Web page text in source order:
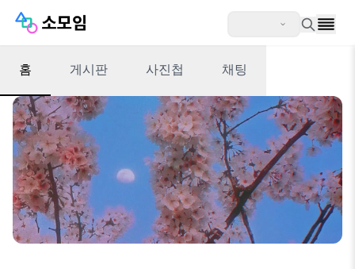
홈 게시판 사진첩 채팅